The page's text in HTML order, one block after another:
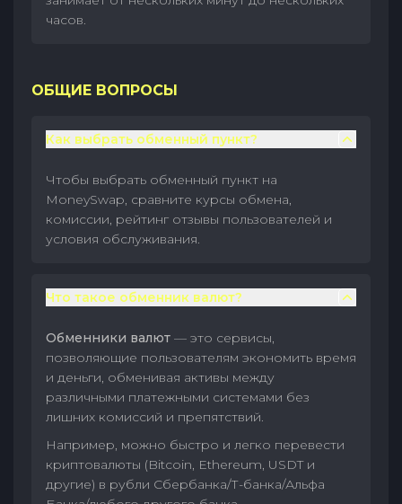
часов.
ОБЩИЕ ВОПРОСЫ
Как выбрать обменный пункт?
Чтобы выбрать обменный пункт на
MoneySwap, сравните курсы обмена,
комиссии, рейтинг отзывы пользователей и
условия обслуживания.
Что такое обменник валют?
Обменники валют — это сервисы,
позволяющие пользователям экономить время
и деньги, обменивая активы между
различными платежными системами без
лишних комиссий и препятствий.
Например, можно быстро и легко перевести
криптовалюты (Bitcoin, Ethereum, USDT и
другие) в рубли Сбербанка/Т-банка/Альфа